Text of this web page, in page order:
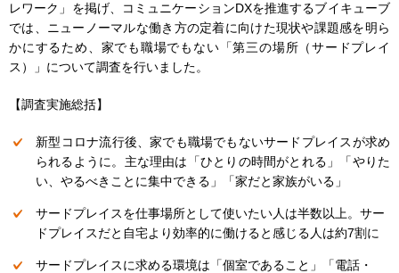
レワーク」を掲げ、コミュニケーションDXを推進するブイキューブ
では、ニューノーマルな働き方の定着に向けた現状や課題感を明ら
かにするため、家でも職場でもない「第三の場所（サードプレイ
ス）」について調査を行いました。
【調査実施総括】
新型コロナ流行後、家でも職場でもないサードプレイスが求め
られるように。主な理由は「ひとりの時間がとれる」「やりた
い、やるべきことに集中できる」「家だと家族がいる」
サードプレイスを仕事場所として使いたい人は半数以上。サー
ドプレイスだと自宅より効率的に働けると感じる人は約7割に
サードプレイスに求める環境は「個室であること」「電話・